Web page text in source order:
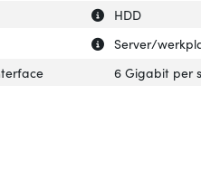
Uitleg over 'Soort'
Verberg uitleg
HDD
Uitleg over
Verberg uitleg
Server/
6 Gigabit per